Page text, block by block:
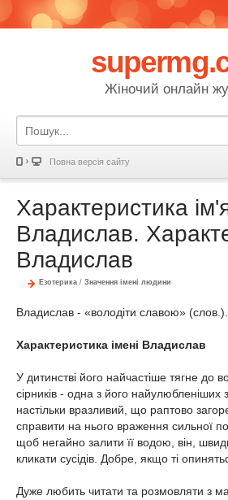
Жіночий онлайн
Повна версія сайту
Характеристика
Владислав.
Владислав
Езотерика / Значення імені людини
Владислав - «володіти славою» (слов.).
Характеристика імені Владислав
У дитинстві його найчастіше тягне до
сірників - одна з його найулюбленіших
настільки вразливий, що раптово
справити на нього враження сильної
щоб негайно залити її водою, він,
кликати сусідів. Добре, якщо ті
Дуже любить читати та розмовляти з